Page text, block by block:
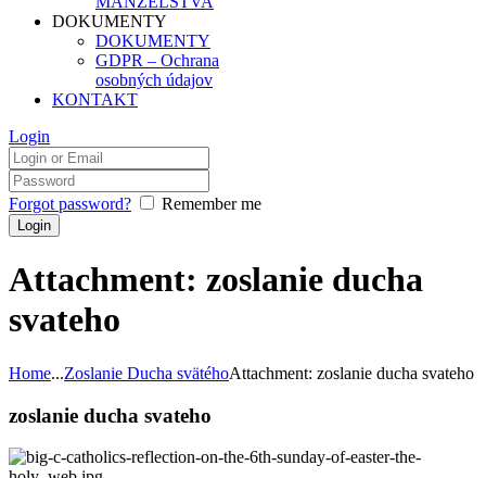
DOKUMENTY
DOKUMENTY
GDPR – Ochrana
osobných údajov
KONTAKT
Login
Forgot password? Remember me
Attachment: zoslanie ducha
svateho
Home...Zoslanie Ducha svätéhoAttachment: zoslanie ducha svateho
zoslanie ducha svateho